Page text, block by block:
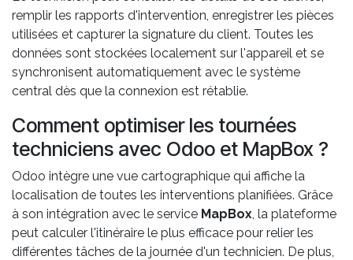
remplir les rapports d'intervention, enregistrer les pièces
utilisées et capturer la signature du client. Toutes les
données sont stockées localement sur l'appareil et se
synchronisent automatiquement avec le système
central dès que la connexion est rétablie.
Comment optimiser les tournées
techniciens avec Odoo et MapBox ?
Odoo intègre une vue cartographique qui affiche la
localisation de toutes les interventions planifiées. Grâce
à son intégration avec le service MapBox, la plateforme
peut calculer l'itinéraire le plus efficace pour relier les
différentes tâches de la journée d'un technicien. De plus,